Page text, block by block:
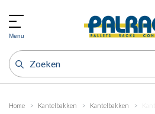
Menu
Home Kantelbakken Kantelbakken